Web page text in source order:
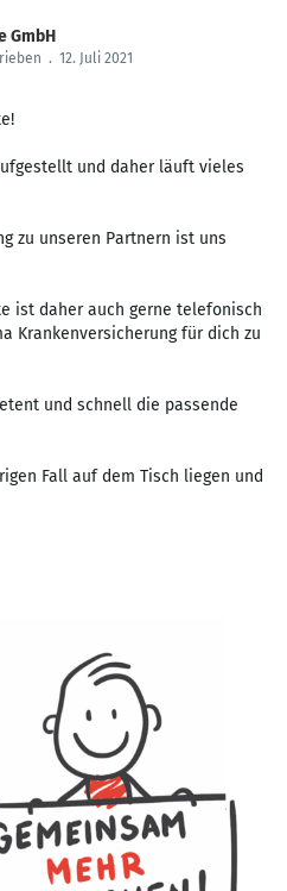
GmbH
. 12. Juli 2021
und daher läuft vieles
zu unseren Partnern ist uns
ist daher auch gerne telefonisch
Krankenversicherung für dich zu
und schnell die passende
Fall auf dem Tisch liegen und